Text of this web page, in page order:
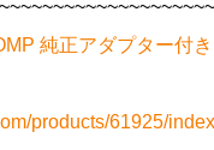
純正アダプター付
products/61925/